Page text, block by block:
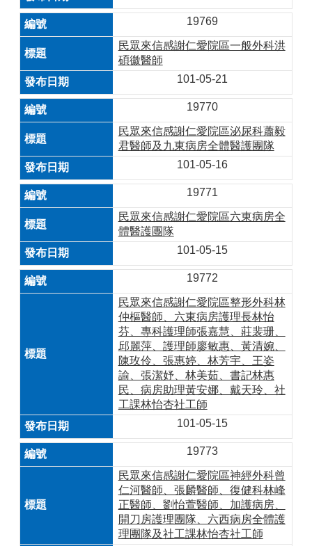
19769
民眾來信感謝仁愛院區一般外科洪
碩徽醫師
101-05-21
19770
民眾來信感謝仁愛院區泌尿科蕭毅
君醫師及九東病房全體醫護團隊
101-05-16
19771
民眾來信感謝仁愛院區六東病房全
體醫護團隊
101-05-15
19772
民眾來信感謝仁愛院區整形外科林
仲樞醫師、六東病房護理長林怡
芬、專科護理師張嘉慧、莊裴珊、
邱麗萍、護理師廖敏惠、黃清婉、
陳玫伶、張惠婷、林芳宇、王姿
諭、張潔妤、林美茹、書記林惠
民、病房助理黃安娜、戴天玲、社
工課林怡杏社工師
101-05-15
19773
民眾來信感謝仁愛院區神經外科曾
仁河醫師、張麟醫師、復健科林峰
正醫師、劉怡萱醫師、加護病房、
開刀房護理團隊、六西病房全體護
理團隊及社工課林怡杏社工師